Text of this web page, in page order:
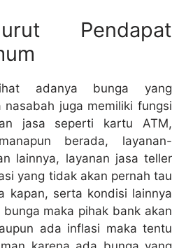
Pendapat
adanya bunga yang
juga memiliki fungsi
jasa seperti kartu ATM,
berada, layanan-
lainnya, layanan jasa teller
yang tidak akan pernah tau
kapan, serta kondisi lainnya
maka pihak bank akan
ada inflasi maka tentu